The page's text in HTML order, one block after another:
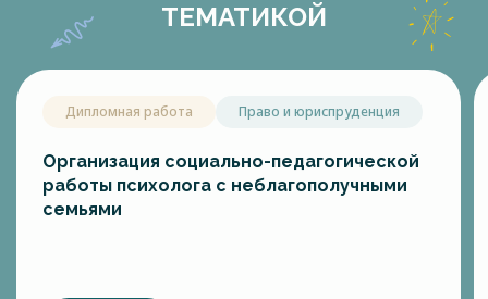
ТЕМАТИКОЙ
Дипломная работа Право и юриспруденция
Организация социально-педагогической
работы психолога с неблагополучными
семьями